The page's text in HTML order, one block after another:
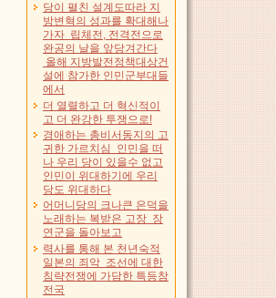
당이 펼친 설계도따라 지
방변혁의 성과를 확대해나
가자 립체전, 전격전으로
완공의 날을 앞당겨간다
올해 지방발전정책대상건
설에 참가한 인민군부대들
에서
더 열렬하고 더 혁신적이
고 더 완강한 투쟁으로!
경애하는 총비서동지의 고
귀한 가르치심 인민을 떠
나 우리 당이 있을수 없고
인민이 위대하기에 우리
당도 위대하다
어머니당의 크나큰 은덕을
노래하는 복받은 고장 장
연군을 돌아보고
력사를 통해 본 천년숙적
일본의 죄악 조선에 대한
침략전쟁에 가담한 특등참
전국